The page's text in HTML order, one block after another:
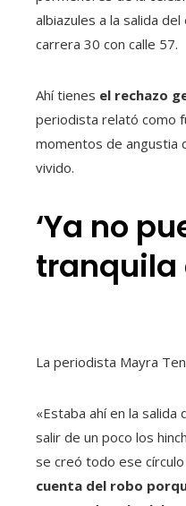
albiazules a la salida
carrera 30 con calle 57.
Ahí tienes el rechazo
periodista relató como
momentos de angustia
vivido.
‘Ya no
tranquila
La periodista Mayra
«Estaba ahí en la salida
salir de un poco los
se creó todo ese
cuenta del robo